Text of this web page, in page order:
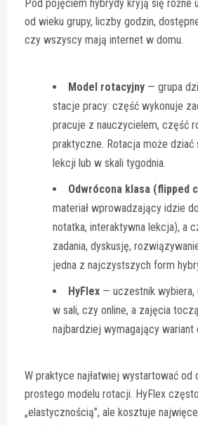
Pod pojęciem hybrydy kryją się różne
od wieku grupy, liczby godzin,
czy wszyscy mają internet w domu.
Model rotacyjny — grupa
stacje pracy: część wykonuje
pracuje z nauczycielem, część
praktyczne. Rotacja może
lekcji lub w skali tygodnia.
Odwrócona klasa (flipped
materiał wprowadzający idzie
notatka, interaktywna lekcja), a
zadania, dyskusję,
jedna z najczystszych form
HyFlex — uczestnik
w sali, czy online, a zajęcia
najbardziej wymagający wariant
W praktyce najłatwiej wystartować od
prostego modelu rotacji. HyFlex
„elastycznością”, ale kosztuje